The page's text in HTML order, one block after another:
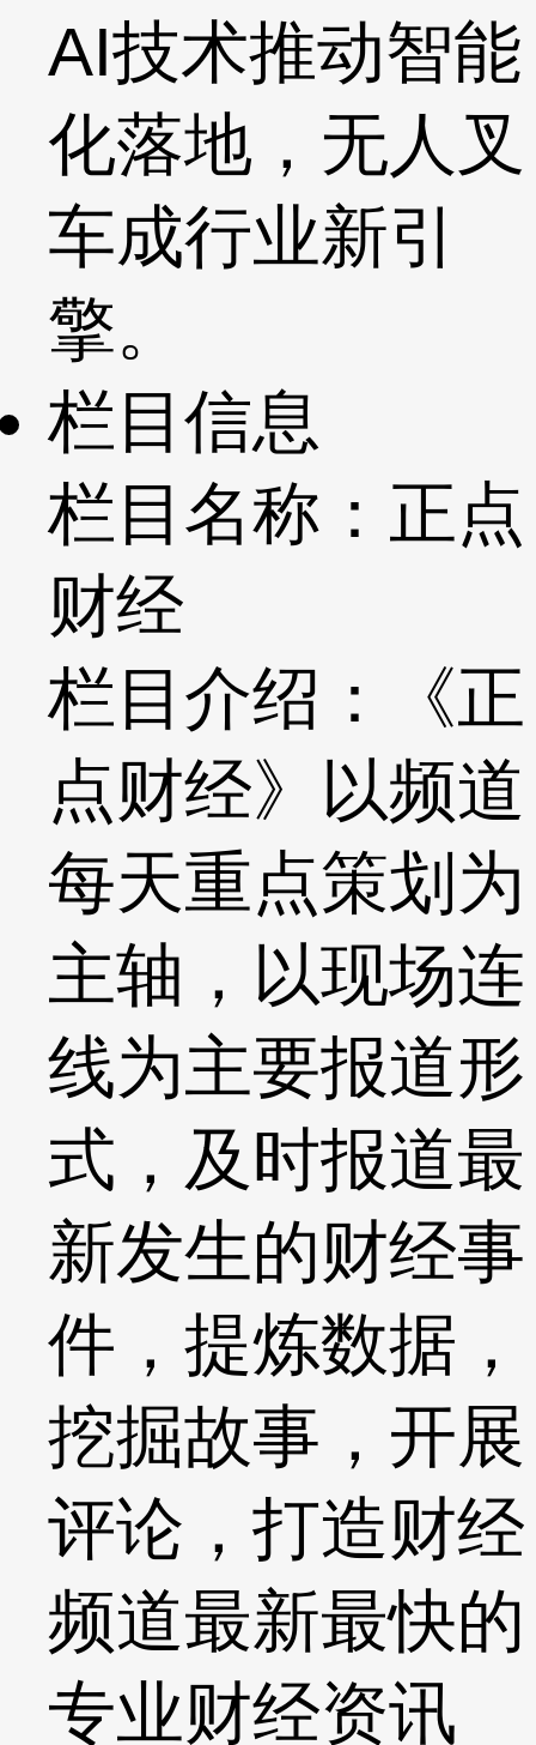
AI技术推动智能
化落地，无人叉
车成行业新引
擎。
栏目信息
栏目名称：正点
财经
栏目介绍：《正
点财经》以频道
每天重点策划为
主轴，以现场连
线为主要报道形
式，及时报道最
新发生的财经事
件，提炼数据，
挖掘故事，开展
评论，打造财经
频道最新最快的
专业财经资讯